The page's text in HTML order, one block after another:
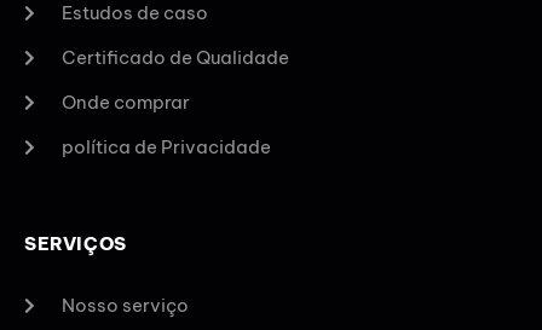
Estudos de caso
Certificado de Qualidade
Onde comprar
política de Privacidade
SERVIÇOS
Nosso serviço